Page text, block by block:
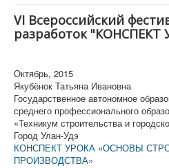
Конференции (активные)
Фестивали
VI Всероссийский
разработок "КОНСПЕКТ
Октябрь, 2015
Якубёнок Татьяна Ивановна
Государственное автономное
среднего профессионального
«Техникум строительства и
Город Улан-Удэ
КОНСПЕКТ УРОКА «ОСНОВЫ
ПРОИЗВОДСТВА»